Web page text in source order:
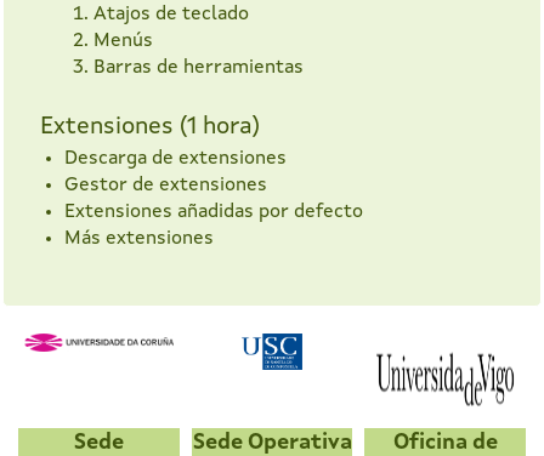
Atajos de teclado
Menús
Barras de herramientas
Extensiones (1 hora)
Descarga de extensiones
Gestor de extensiones
Extensiones añadidas por defecto
Más extensiones
Sede
Sede Operativa
Oficina de